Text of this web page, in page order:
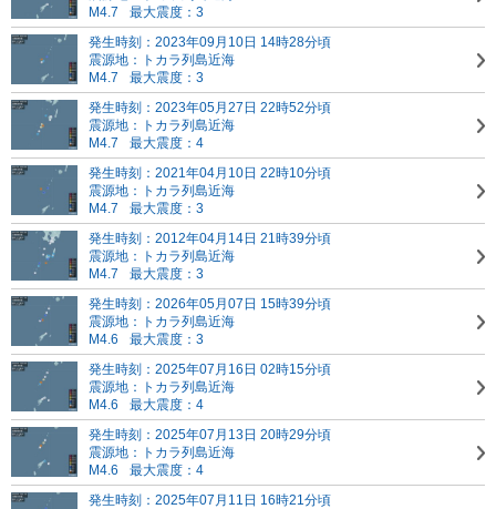
M4.7
最大震度：3
発生時刻：2023年09月10日 14時28分頃
震源地：トカラ列島近海
M4.7
最大震度：3
発生時刻：2023年05月27日 22時52分頃
震源地：トカラ列島近海
M4.7
最大震度：4
発生時刻：2021年04月10日 22時10分頃
震源地：トカラ列島近海
M4.7
最大震度：3
発生時刻：2012年04月14日 21時39分頃
震源地：トカラ列島近海
M4.7
最大震度：3
発生時刻：2026年05月07日 15時39分頃
震源地：トカラ列島近海
M4.6
最大震度：3
発生時刻：2025年07月16日 02時15分頃
震源地：トカラ列島近海
M4.6
最大震度：4
発生時刻：2025年07月13日 20時29分頃
震源地：トカラ列島近海
M4.6
最大震度：4
発生時刻：2025年07月11日 16時21分頃